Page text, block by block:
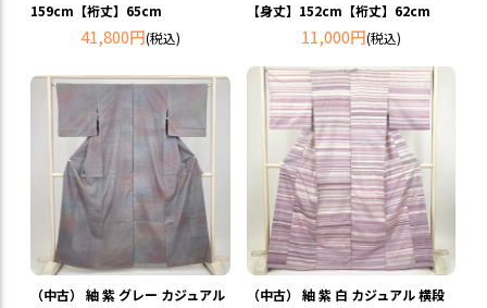
159cm【裄丈】65cm
41,800円(税込)
【身丈】152cm【裄丈】62cm
11,000円(税込)
（中古） 紬 紫 グレー カジュアル
（中古） 紬 紫 白 カジュアル 横段